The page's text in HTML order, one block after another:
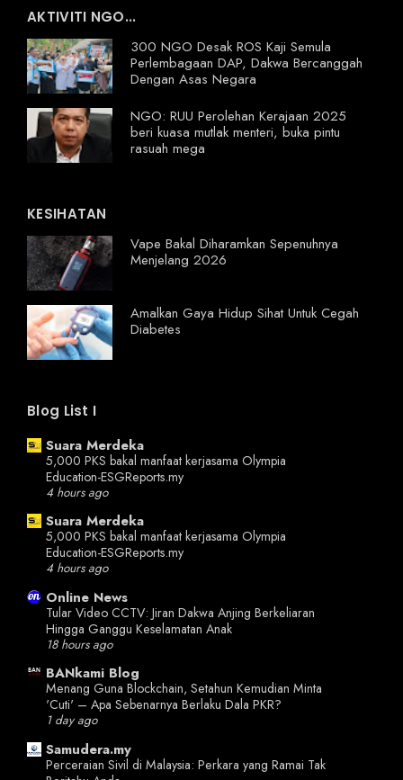
AKTIVITI NGO...
300 NGO Desak ROS Kaji Semula
Perlembagaan DAP, Dakwa Bercanggah
Dengan Asas Negara
NGO: RUU Perolehan Kerajaan 2025
beri kuasa mutlak menteri, buka pintu
rasuah mega
KESIHATAN
Vape Bakal Diharamkan Sepenuhnya
Menjelang 2026
Amalkan Gaya Hidup Sihat Untuk Cegah
Diabetes
Blog List I
Suara Merdeka
5,000 PKS bakal manfaat kerjasama Olympia
Education-ESGReports.my
4 hours ago
Suara Merdeka
5,000 PKS bakal manfaat kerjasama Olympia
Education-ESGReports.my
4 hours ago
Online News
Tular Video CCTV: Jiran Dakwa Anjing Berkeliaran
Hingga Ganggu Keselamatan Anak
18 hours ago
BANkami Blog
Menang Guna Blockchain, Setahun Kemudian Minta
'Cuti' – Apa Sebenarnya Berlaku Dala PKR?
1 day ago
Samudera.my
Perceraian Sivil di Malaysia: Perkara yang Ramai Tak